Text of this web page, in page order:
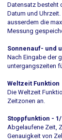
Datensatz besteht
Datum und
ausserdem die
Messung
Sonnenauf- und
Nach Eingabe der
untergangszeiten
Weltzeit Funktion
Die Weltzeit
Zeitzonen an.
Stoppfunktion - 1/
Abgelaufene Zeit,
Genauigkeit von